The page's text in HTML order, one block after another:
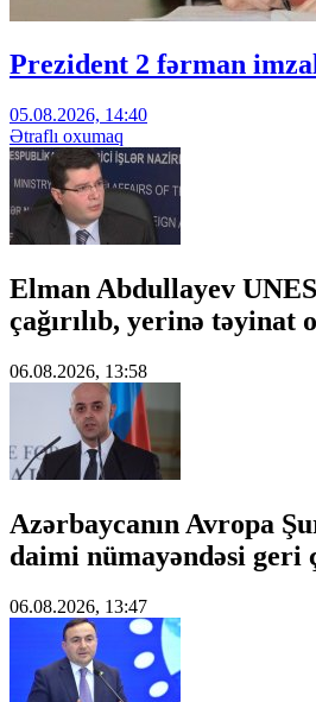
Prezident 2 fərman
05.08.2026, 14:40
Ətraflı oxumaq
Elman Abdullayev
çağırılıb, yerinə təyinat
06.08.2026, 13:58
Azərbaycanın Avropa
daimi nümayəndəsi geri
06.08.2026, 13:47